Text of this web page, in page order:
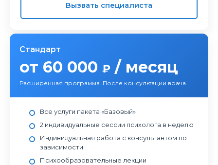
Вызвать специалиста
Стандарт
от 60 000 ₽ / месяц
Расширенная программа. После консультации врача.
Все услуги пакета «Базовый»
2 индивидуальные сессии психолога в неделю
Индивидуальная работа с консультантом по
зависимости
Психообразовательные лекции